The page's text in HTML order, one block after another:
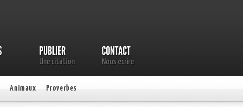
Une citation Nous écrire
Animaux Proverbes